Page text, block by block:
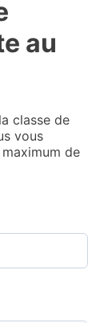
au
classe de
vous
de